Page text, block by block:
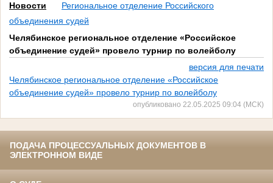
Новости
Региональное отделение Российского
объединения судей
Челябинское региональное отделение «Российское
объединение судей» провело турнир по волейболу
версия для печати
Челябинское региональное отделение «Российское
объединение судей» провело турнир по волейболу
опубликовано 22.05.2025 09:04 (МСК)
ПОДАЧА ПРОЦЕССУАЛЬНЫХ ДОКУМЕНТОВ В
ЭЛЕКТРОННОМ ВИДЕ